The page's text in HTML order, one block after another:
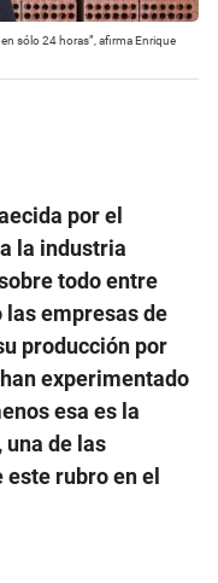
sólo 24 horas”, afirma Enrique
por el
la industria
todo entre
las empresas de
producción por
experimentado
esa es la
, una de las
rubro en el